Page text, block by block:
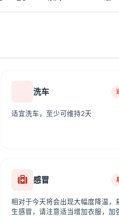
洗车
适宜洗车，至少可维持2天
感冒
相对于今天将会出现大幅度降温，
生感冒，请注意适当增加衣服，加